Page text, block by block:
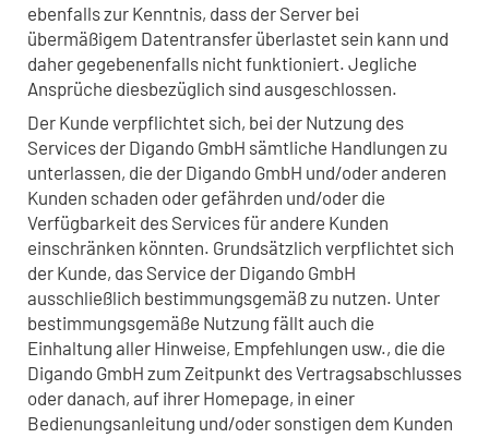
ebenfalls zur Kenntnis, dass der Server bei
übermäßigem Datentransfer überlastet sein kann und
daher gegebenenfalls nicht funktioniert. Jegliche
Ansprüche diesbezüglich sind ausgeschlossen.
Der Kunde verpflichtet sich, bei der Nutzung des
Services der Digando GmbH sämtliche Handlungen zu
unterlassen, die der Digando GmbH und/oder anderen
Kunden schaden oder gefährden und/oder die
Verfügbarkeit des Services für andere Kunden
einschränken könnten. Grundsätzlich verpflichtet sich
der Kunde, das Service der Digando GmbH
ausschließlich bestimmungsgemäß zu nutzen. Unter
bestimmungsgemäße Nutzung fällt auch die
Einhaltung aller Hinweise, Empfehlungen usw., die die
Digando GmbH zum Zeitpunkt des Vertragsabschlusses
oder danach, auf ihrer Homepage, in einer
Bedienungsanleitung und/oder sonstigen dem Kunden